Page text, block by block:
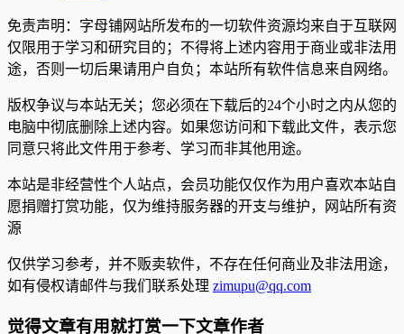
免责声明：字母铺网站所发布的一切软件资源均来自于互联网
仅限用于学习和研究目的；不得将上述内容用于商业或非法用
途，否则一切后果请用户自负；本站所有软件信息来自网络。
版权争议与本站无关；您必须在下载后的24个小时之内从您的
电脑中彻底删除上述内容。如果您访问和下载此文件，表示您
同意只将此文件用于参考、学习而非其他用途。
本站是非经营性个人站点，会员功能仅仅作为用户喜欢本站自
愿捐赠打赏功能，仅为维持服务器的开支与维护，网站所有资
源
仅供学习参考，并不贩卖软件，不存在任何商业及非法用途，
如有侵权请邮件与我们联系处理 zimupu@qq.com
觉得文章有用就打赏一下文章作者